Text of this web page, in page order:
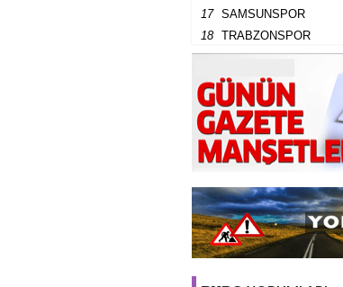
17
SAMSUNSPOR
18
TRABZONSPOR